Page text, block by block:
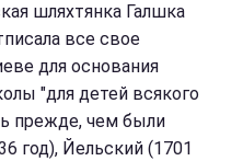
шляхтянка Галшка
все свое
для основания
"для детей всякого
прежде, чем были
год), Йельский (1701